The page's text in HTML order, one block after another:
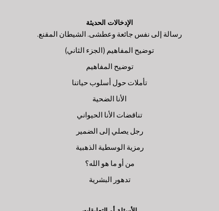
الإدخالات الحديثة
رسالة إلى نفس جائعة وعطشى. الشيطان المقنع.
توضيح المفاهيم (الجزء الثاني)
توضيح المفاهيم
تأملات حول أسلوب حياتنا
الأنا الضحية
تناقضات الأنا الحيواني
رجل يصلي إلى الضمير
رمزية الوسطية الذهبية
من أو ما هو الله؟
تدهور البشرية